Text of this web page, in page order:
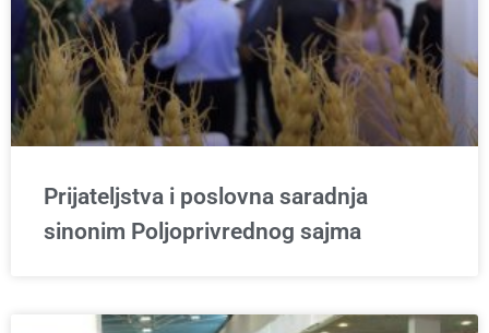
Prijateljstva i poslovna saradnja
sinonim Poljoprivrednog sajma